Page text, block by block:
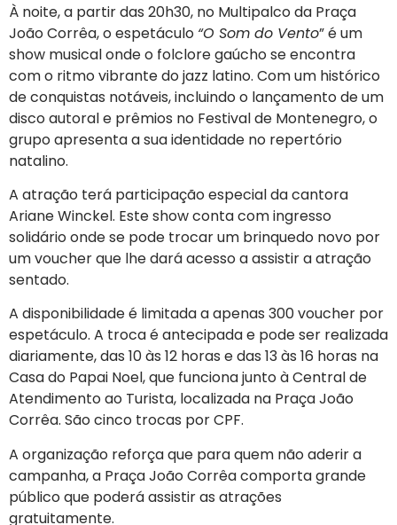
À noite, a partir das 20h30, no Multipalco da Praça
João Corrêa, o espetáculo “O Som do Vento” é um
show musical onde o folclore gaúcho se encontra
com o ritmo vibrante do jazz latino. Com um histórico
de conquistas notáveis, incluindo o lançamento de um
disco autoral e prêmios no Festival de Montenegro, o
grupo apresenta a sua identidade no repertório
natalino.
A atração terá participação especial da cantora
Ariane Winckel. Este show conta com ingresso
solidário onde se pode trocar um brinquedo novo por
um voucher que lhe dará acesso a assistir a atração
sentado.
A disponibilidade é limitada a apenas 300 voucher por
espetáculo. A troca é antecipada e pode ser realizada
diariamente, das 10 às 12 horas e das 13 às 16 horas na
Casa do Papai Noel, que funciona junto à Central de
Atendimento ao Turista, localizada na Praça João
Corrêa. São cinco trocas por CPF.
A organização reforça que para quem não aderir a
campanha, a Praça João Corrêa comporta grande
público que poderá assistir as atrações
gratuitamente.